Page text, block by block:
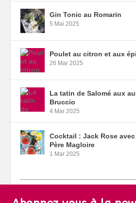
Gin Tonic au Romarin
5 Mai 2025
Poulet au citron et aux
26 Mar 2025
La tatin de Salomé aux
Bruccio
4 Mar 2025
Cocktail : Jack Rose
Père Magloire
1 Mar 2025